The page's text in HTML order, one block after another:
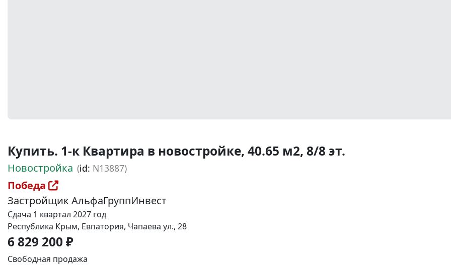
Купить. 1-к Квартира в новостройке, 40.65 м2, 8/8 эт.
Новостройка (id: N13887)
Победа
Застройщик АльфаГруппИнвест
Сдача 1 квартал 2027 год
Республика Крым, Евпатория, Чапаева ул., 28
6 829 200 ₽
Свободная продажа